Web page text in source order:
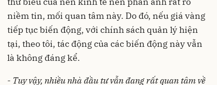
niềm tin, mối quan tâm này. Do đó, nếu giá vàng
tiếp tục biến động, với chính sách quản lý hiện
tại, theo tôi, tác động của các biến động này vẫn
là không đáng kể.
- Tuy vậy, nhiều nhà đầu tư vẫn đang rất quan tâm về